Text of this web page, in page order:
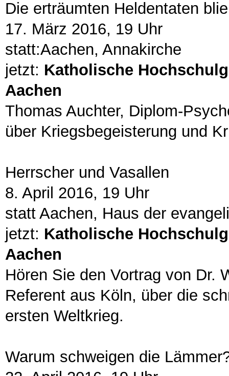
Die erträumten Heldentaten
17. März 2016, 19 Uhr
statt:Aachen, Annakirche
jetzt: Katholische
Aachen
Thomas Auchter, Diplom-
über Kriegsbegeisterung und
Herrscher und Vasallen
8. April 2016, 19 Uhr
statt Aachen, Haus der
jetzt: Katholische
Aachen
Hören Sie den Vortrag von Dr.
Referent aus Köln, über die
ersten Weltkrieg.
Warum schweigen die